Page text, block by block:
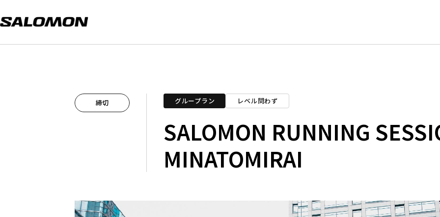
締切 グループラン レベル問わず
SALOMON RUNNING
MINATOMIRAI